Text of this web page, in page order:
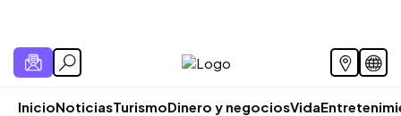
InicioNoticiasTurismoDinero y negociosVida